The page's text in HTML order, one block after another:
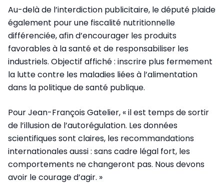
Au-delà de l’interdiction publicitaire, le député plaide
également pour une fiscalité nutritionnelle
différenciée, afin d’encourager les produits
favorables à la santé et de responsabiliser les
industriels. Objectif affiché : inscrire plus fermement
la lutte contre les maladies liées à l’alimentation
dans la politique de santé publique.
Pour Jean-François Gatelier, « il est temps de sortir
de l’illusion de l’autorégulation. Les données
scientifiques sont claires, les recommandations
internationales aussi : sans cadre légal fort, les
comportements ne changeront pas. Nous devons
avoir le courage d’agir. »